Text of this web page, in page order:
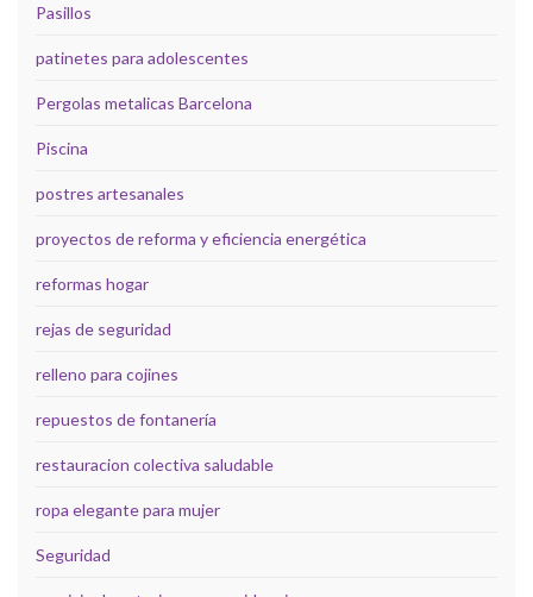
Pasillos
patinetes para adolescentes
Pergolas metalicas Barcelona
Piscina
postres artesanales
proyectos de reforma y eficiencia energética
reformas hogar
rejas de seguridad
relleno para cojines
repuestos de fontanería
restauracion colectiva saludable
ropa elegante para mujer
Seguridad